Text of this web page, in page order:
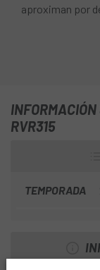
aproximan por
RVR315
TEMPORADA